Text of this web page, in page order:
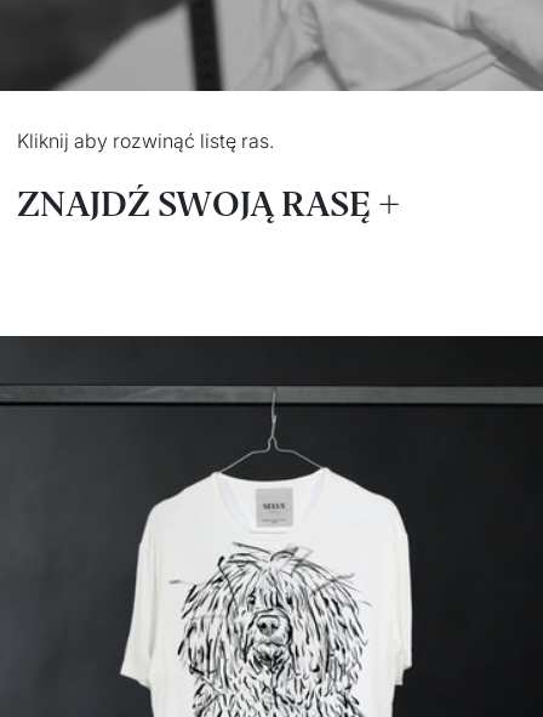
Kliknij aby rozwinąć listę ras.
ZNAJDŹ SWOJĄ RASĘ
American staffordshire
Australijski pies
pasterski
Basset bleu de gascogne
Bearded collie
Berneński pies pasterski
Bloodhound
Mastif neapolitański
Mops
Nowofundland
Owczarek belgijski
Owczarek niemiecki
Owczarek szetlandzki
(Sheltie)
Owczarek szwajcarski
Owczarek
środkowoazjatycki
Papillon
Parson Russell Terrier
Pekińczyk
Płochacz niemiecki